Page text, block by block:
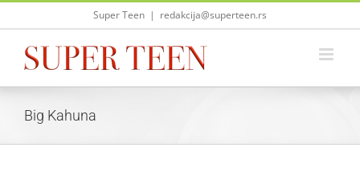
Skip
Super Teen | redakcija@superteen.rs
Big Kahuna